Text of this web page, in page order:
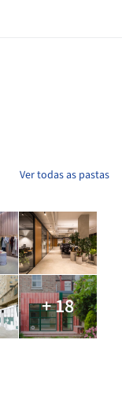
Ver todas as pastas
+ 18